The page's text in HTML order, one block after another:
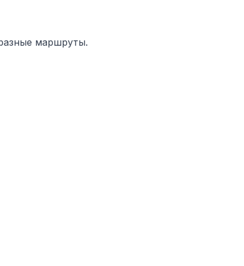
маршруты.